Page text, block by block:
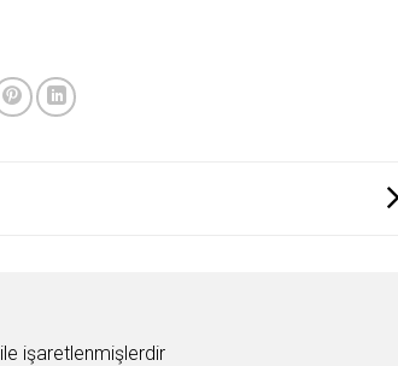
ile işaretlenmişlerdir